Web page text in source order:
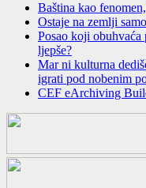
Baština kao
Ostaje na zemlјi
Posao koji
ljepše?
Mar ni kulturna
igrati pod nobenim
CEF eArchiving